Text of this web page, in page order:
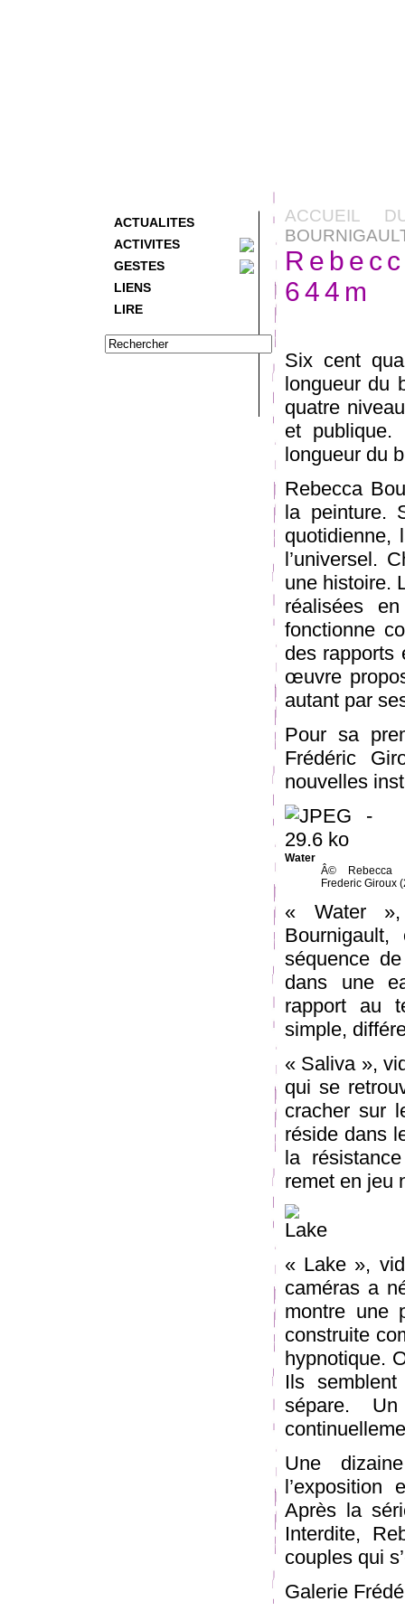
ACTUALITES
ACTIVITES
GESTES
LIENS
LIRE
ACCUEIL
644m
Six cent
longueur du
quatre
et publique.
longueur du
Rebecca
la peinture.
quotidienne,
l’universel.
une histoire.
réalisées
fonctionne
des rapports
œuvre
autant par
Pour sa
Frédéric
nouvelles
Water
Â© Rebecca
Frederic Giroux
« Water »,
séquence
dans une
rapport au
simple,
« Saliva »,
qui se
cracher sur
réside dans
la
remet en jeu
« Lake »,
caméras a
montre une
construite
hypnotique.
Ils
sépare.
Une
l’exposition
Après la
Interdite,
couples qui
Galerie